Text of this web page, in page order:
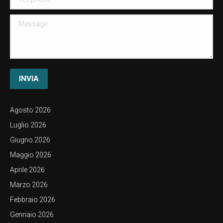
Message
INVIA
Agosto 2026
Luglio 2026
Giugno 2026
Maggio 2026
Aprile 2026
Marzo 2026
Febbraio 2026
Gennaio 2026